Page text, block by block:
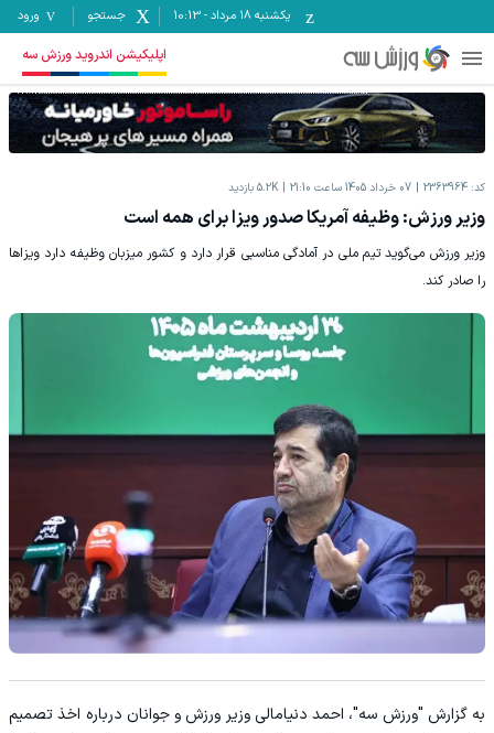
یکشنبه ۱۸ مرداد -
10:13 جستجو ورود
اپلیکیشن اندروید ورزش سه
کد: 2363964 07 خرداد 1405 ساعت 21:10 5.2K بازدید
وزیر ورزش: وظیفه آمریکا صدور ویزا برای همه است
وزیر ورزش می‌گوید تیم ملی در آمادگی مناسبی قرار دارد و کشور میزبان وظیفه دارد ویزاها
را صادر کند.
به گزارش "ورزش سه"، احمد دنیامالی وزیر ورزش و جوانان درباره اخذ تصمیم